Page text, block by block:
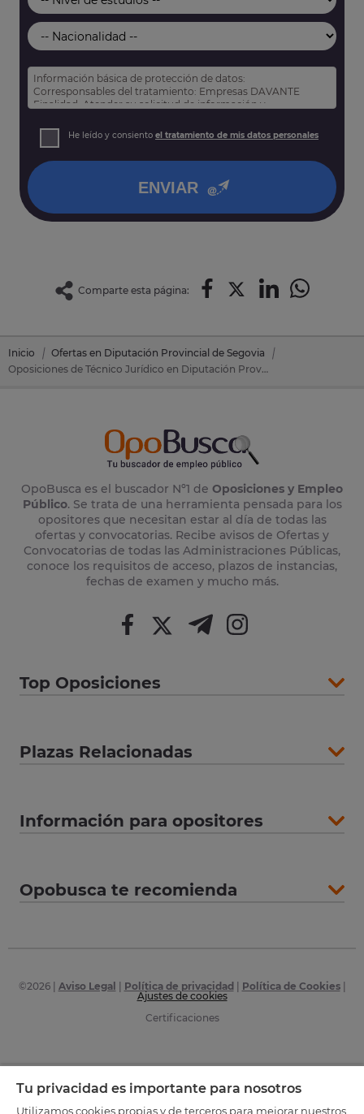
Información básica de protección de datos:
Corresponsables del tratamiento: Empresas DAVANTE
Finalidad: Atender su solicitud de información y
Derechos: Puede acceder, rectificar y suprimir sus datos,
así como otros derechos tal y como se explica en nuestra
He leído y consiento el tratamiento de mis datos personales
ENVIAR
Comparte esta página:
Inicio
Ofertas en Diputación Provincial de Segovia
Oposiciones de Técnico Jurídico en Diputación Provincial de Segovia (Segovia)
OpoBusca es el buscador Nº1 de Oposiciones y Empleo
Público. Se trata de una herramienta pensada para los
opositores que necesitan estar al día de todas las
ofertas y convocatorias. Recibe avisos de Ofertas y
Convocatorias de todas las Administraciones Públicas,
conoce los requisitos de acceso, plazos de instancias,
fechas de examen y mucho más.
Top Oposiciones
Plazas Relacionadas
Información para opositores
Opobusca te recomienda
©2026| Aviso Legal Política de privacidad Política de Cookies|
Ajustes de cookies
Certificaciones
Tu privacidad es importante para nosotros
Utilizamos cookies propias y de terceros para mejorar nuestros